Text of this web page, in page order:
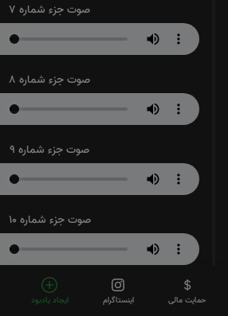
صوت جزء شماره 7
صوت جزء شماره 8
صوت جزء شماره 9
صوت جزء شماره 10
صوت جزء شماره 11
حمایت مالی اینستاگرام ایجاد یادبود